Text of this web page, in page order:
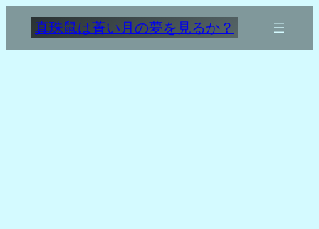
を
真珠鼠は蒼い月の夢を見るか？